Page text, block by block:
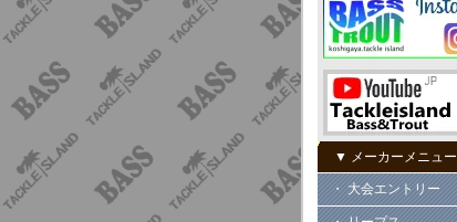
▼ メーカーメニュー
・ 大会エントリー